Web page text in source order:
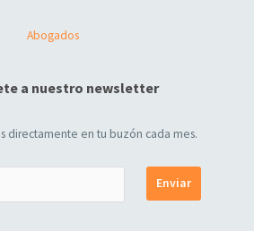
Abogados
a nuestro newsletter
directamente en tu buzón cada mes.